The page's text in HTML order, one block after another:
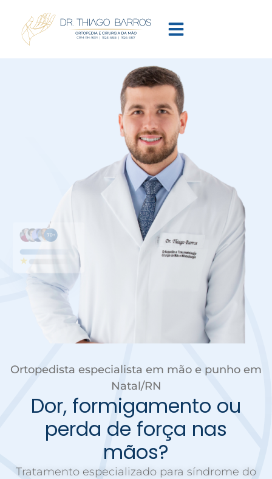
Ortopedista especialista em mão e punho em
Natal/RN
Dor, formigamento ou
perda de força nas
mãos?
Tratamento especializado para síndrome do